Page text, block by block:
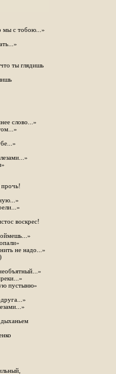
мы с тобою...»
ты глядишь
слово...»
прочь!
воскрес!
не надо...»
пустыню»